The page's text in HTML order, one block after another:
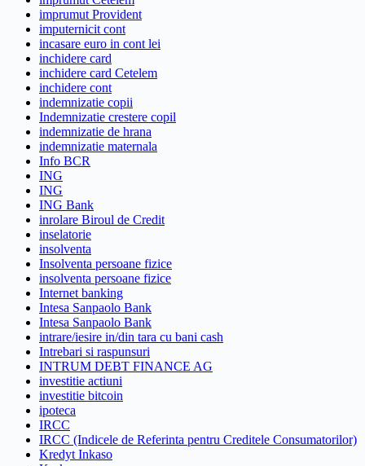
imprumut Provident
imputernicit cont
incasare euro in cont lei
inchidere card
inchidere card Cetelem
inchidere cont
indemnizatie copii
Indemnizatie crestere copil
indemnizatie de hrana
indemnizatie maternala
Info BCR
ING
ING
ING Bank
inrolare Biroul de Credit
inselatorie
insolventa
Insolventa persoane fizice
insolventa persoane fizice
Internet banking
Intesa Sanpaolo Bank
Intesa Sanpaolo Bank
intrare/iesire in/din tara cu bani cash
Intrebari si raspunsuri
INTRUM DEBT FINANCE AG
investitie actiuni
investitie bitcoin
ipoteca
IRCC
IRCC (Indicele de Referinta pentru Creditele Consumatorilor)
Kredyt Inkaso